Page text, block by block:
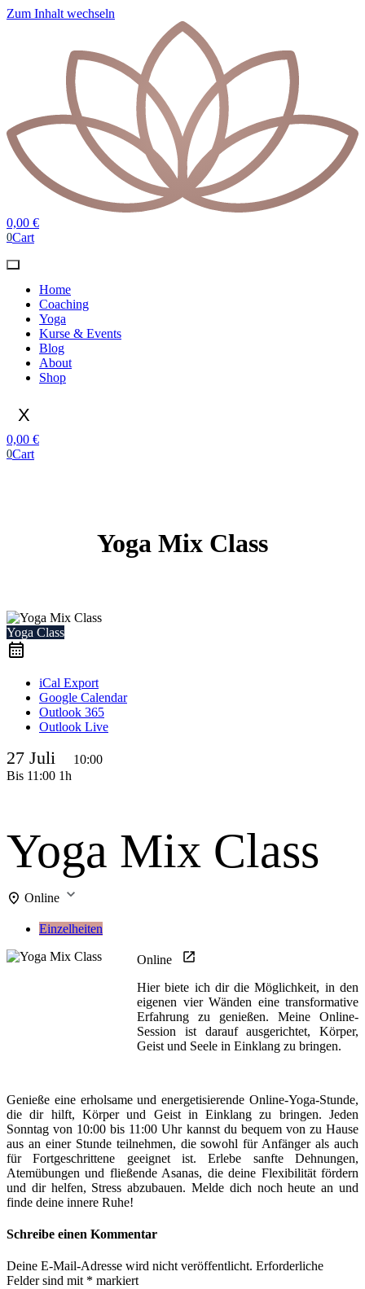
Zum Inhalt wechseln
0,00 €
0Cart
Home
Coaching
Yoga
Kurse & Events
Blog
About
Shop
X
0,00 €
0Cart
Yoga Mix Class
Yoga Class
iCal Export
Google Calendar
Outlook 365
Outlook Live
27 Juli
10:00
Bis 11:00 1h
Yoga Mix Class
Online
Einzelheiten
Online
Hier biete ich dir die Möglichkeit, in den
eigenen vier Wänden eine transformative
Erfahrung zu genießen. Meine Online-
Session ist darauf ausgerichtet, Körper,
Geist und Seele in Einklang zu bringen.
Genieße eine erholsame und energetisierende Online-Yoga-Stunde,
die dir hilft, Körper und Geist in Einklang zu bringen. Jeden
Sonntag von 10:00 bis 11:00 Uhr kannst du bequem von zu Hause
aus an einer Stunde teilnehmen, die sowohl für Anfänger als auch
für Fortgeschrittene geeignet ist. Erlebe sanfte Dehnungen,
Atemübungen und fließende Asanas, die deine Flexibilität fördern
und dir helfen, Stress abzubauen. Melde dich noch heute an und
finde deine innere Ruhe!
Schreibe einen Kommentar
Deine E-Mail-Adresse wird nicht veröffentlicht. Erforderliche
Felder sind mit * markiert